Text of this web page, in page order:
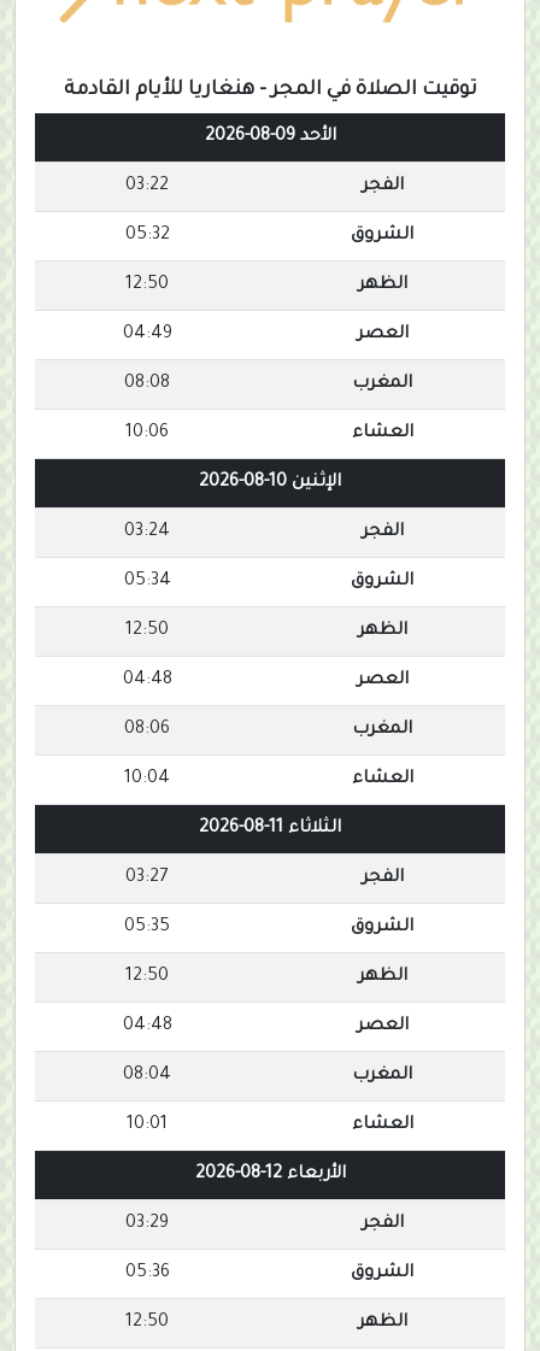
توقيت الصلاة في المجر - هنغاريا للأيام القادمة
الأحد 09-08-2026
الفجر 03:22
الشروق 05:32
الظهر 12:50
العصر 04:49
المغرب 08:08
العشاء 10:06
الإثنين 10-08-2026
الفجر 03:24
الشروق 05:34
الظهر 12:50
العصر 04:48
المغرب 08:06
العشاء 10:04
الثلاثاء 11-08-2026
الفجر 03:27
الشروق 05:35
الظهر 12:50
العصر 04:48
المغرب 08:04
العشاء 10:01
الأربعاء 12-08-2026
الفجر 03:29
الشروق 05:36
الظهر 12:50